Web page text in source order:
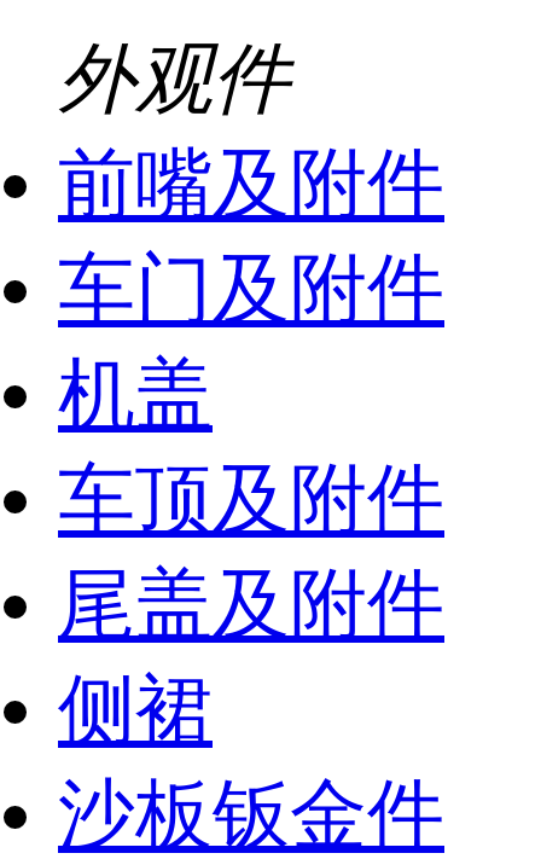
外观件
前嘴及附件
车门及附件
机盖
车顶及附件
尾盖及附件
侧裙
沙板钣金件